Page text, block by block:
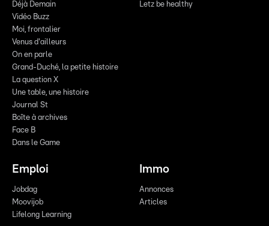
Déjà Demain
Vidéo Buzz
Moi, frontalier
Venus d'ailleurs
On en parle
Grand-Duché, la petite histoire
La question X
Une table, une histoire
Journal St
Boîte à archives
Face B
Dans le Game
Letz be healthy
Emploi
Jobdag
Moovijob
Lifelong Learning
Immo
Annonces
Articles